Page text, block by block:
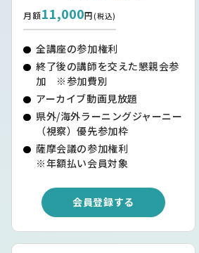
https://prtimes.jp/main/html/rd/p/
月額11,000円(税込)
全講座の参加権利
終了後の講師を交えた懇親会参
加 ※参加費別
アーカイブ動画見放題
県外/海外ラーニングジャーニー
（視察）優先参加枠
薩摩会議の参加権利
※年額払い会員対象
会員登録する